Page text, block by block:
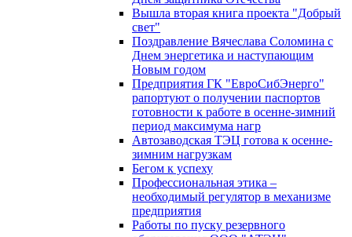
Вышла вторая книга проекта "Добрый
свет"
Поздравление Вячеслава Соломина с
Днем энергетика и наступающим
Новым годом
Предприятия ГК "ЕвроСибЭнерго"
рапортуют о получении паспортов
готовности к работе в осенне-зимний
период максимума нагр
Автозаводская ТЭЦ готова к осенне-
зимним нагрузкам
Бегом к успеху
Профессиональная этика –
необходимый регулятор в механизме
предприятия
Работы по пуску резервного